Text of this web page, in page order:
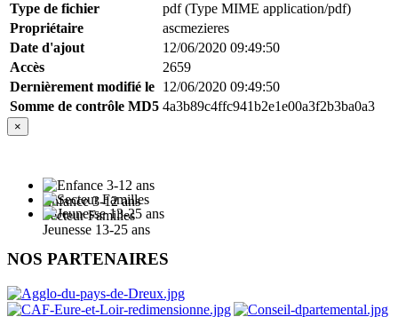
Enfance 3-12 ans
Secteur Familles
Jeunesse 13-25 ans
Type de fichier
pdf (Type MIME application/pdf)
Propriétaire
ascmezieres
Date d'ajout
12/06/2020 09:49:50
Accès
2659
Dernièrement modifié le 12/06/2020 09:49:50
Somme de contrôle MD5 4a3b89c4ffc941b2e1e00a3f2b3ba0a3
×
NOS PARTENAIRES